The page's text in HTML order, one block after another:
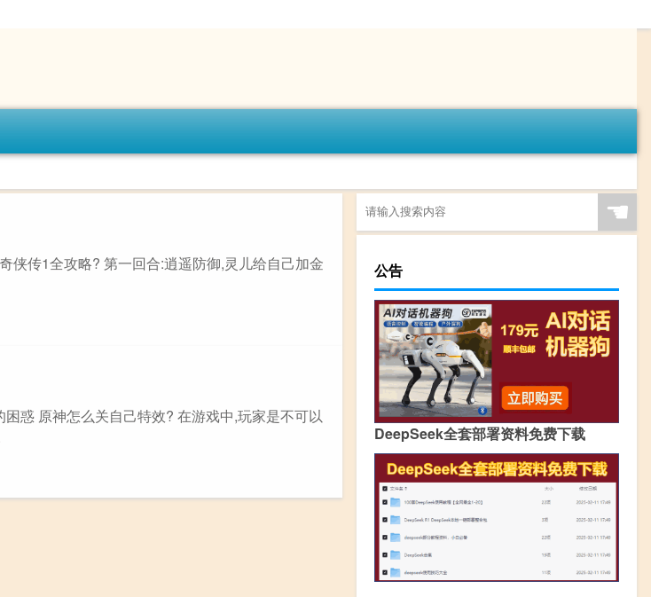
侠传1全攻略? 第一回合:逍遥防御,灵儿给自己加金
惑 原神怎么关自己特效? 在游戏中,玩家是不可以
☚
公告
DeepSeek全套部署资料免费下载